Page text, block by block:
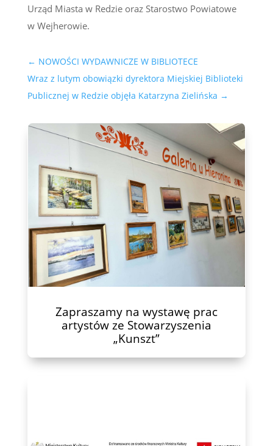
Urząd Miasta w Redzie oraz Starostwo Powiatowe
w Wejherowie.
← NOWOŚCI WYDAWNICZE W BIBLIOTECE
Wraz z lutym obowiązki dyrektora Miejskiej Biblioteki
Publicznej w Redzie objęła Katarzyna Zielińska →
Zapraszamy na wystawę prac
artystów ze Stowarzyszenia
„Kunszt”